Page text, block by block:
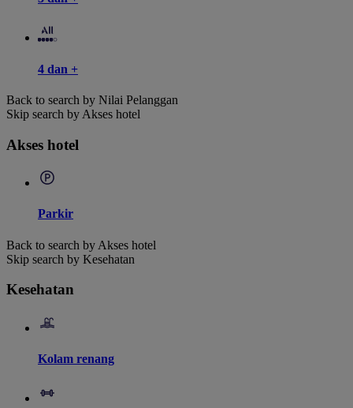
4 dan +
Back to search by Nilai Pelanggan
Skip search by Akses hotel
Akses hotel
Parkir
Back to search by Akses hotel
Skip search by Kesehatan
Kesehatan
Kolam renang